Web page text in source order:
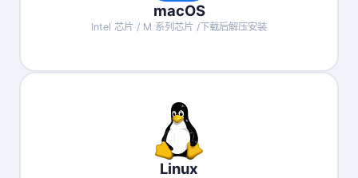
macOS
Intel 芯片 / M 系列芯片 /下载后解压安装
Linux